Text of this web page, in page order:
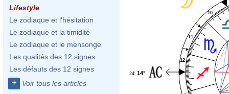
Lifestyle
Le zodiaque et l'hésitation
Le zodiaque et la timidité
Le zodiaque et le mensonge
Les qualités des 12 signes
Les défauts des 12 signes
+ Voir tous les articles
10
11
12
14°
24'